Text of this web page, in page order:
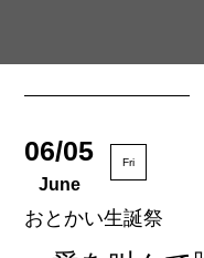
06/05
June
Fri
おとかい生誕祭